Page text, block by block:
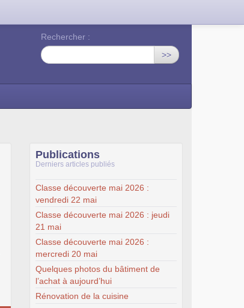
Rechercher :
>>
Publications
Derniers articles publiés
Classe découverte mai 2026 :
vendredi 22 mai
Classe découverte mai 2026 : jeudi
21 mai
Classe découverte mai 2026 :
mercredi 20 mai
Quelques photos du bâtiment de
l’achat à aujourd’hui
Rénovation de la cuisine